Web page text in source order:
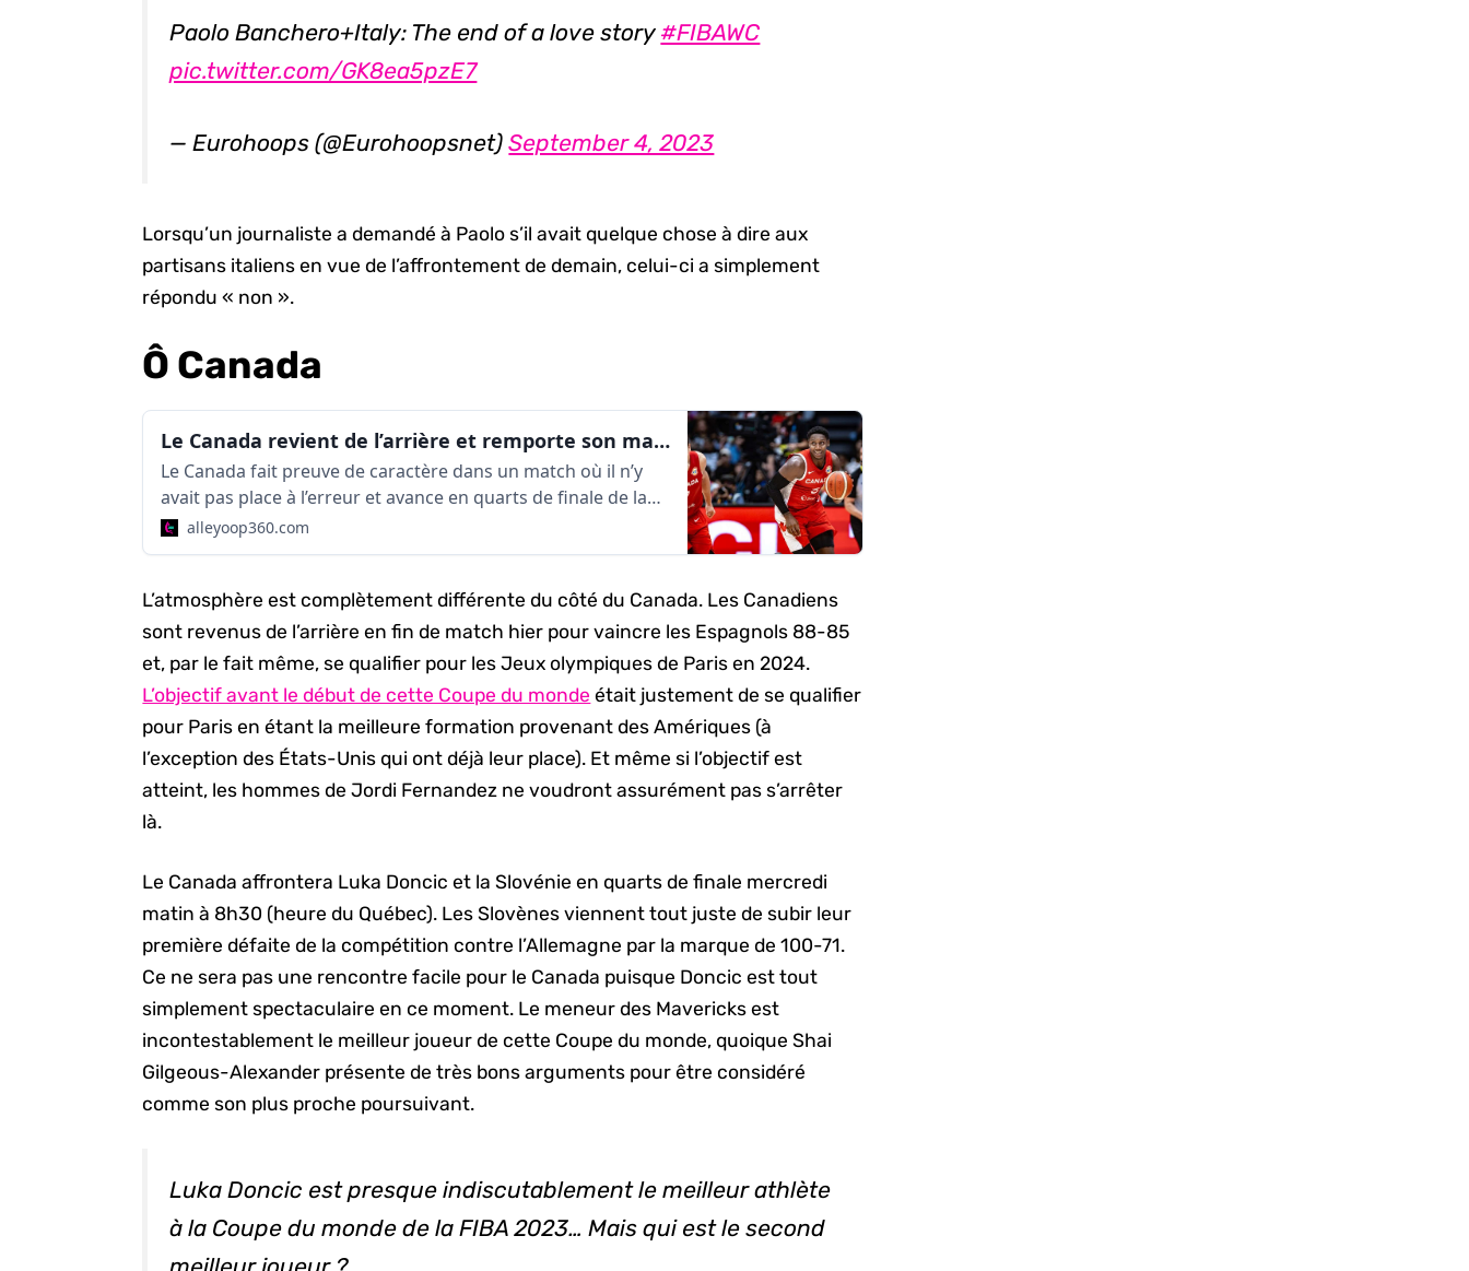
Paolo Banchero+Italy: The end of a love story #FIBAWC
pic.twitter.com/GK8ea5pzE7
— Eurohoops (@Eurohoopsnet)September 4, 2023
Lorsqu’un journaliste a demandé à Paolo s’il avait quelque chose à dire aux
partisans italiens en vue de l’affrontement de demain, celui-ci a simplement
répondu « non ».
Ô Canada
Le Canada revient de l’arrière et remporte son match face à l’Espagne | AlleyOop360
Le Canada fait preuve de caractère dans un match où il n’y
avait pas place à l’erreur et avance en quarts de finale de la
Coupe du monde de la FIBA.
alleyoop360.com
L’atmosphère est complètement différente du côté du Canada. Les Canadiens
sont revenus de l’arrière en fin de match hier pour vaincre les Espagnols 88-85
et, par le fait même, se qualifier pour les Jeux olympiques de Paris en 2024.
L’objectif avant le début de cette Coupe du monde était justement de se qualifier
pour Paris en étant la meilleure formation provenant des Amériques (à
l’exception des États-Unis qui ont déjà leur place). Et même si l’objectif est
atteint, les hommes de Jordi Fernandez ne voudront assurément pas s’arrêter
là.
Le Canada affrontera Luka Doncic et la Slovénie en quarts de finale mercredi
matin à 8h30 (heure du Québec). Les Slovènes viennent tout juste de subir leur
première défaite de la compétition contre l’Allemagne par la marque de 100-71.
Ce ne sera pas une rencontre facile pour le Canada puisque Doncic est tout
simplement spectaculaire en ce moment. Le meneur des Mavericks est
incontestablement le meilleur joueur de cette Coupe du monde, quoique Shai
Gilgeous-Alexander présente de très bons arguments pour être considéré
comme son plus proche poursuivant.
Luka Doncic est presque indiscutablement le meilleur athlète
à la Coupe du monde de la FIBA 2023… Mais qui est le second